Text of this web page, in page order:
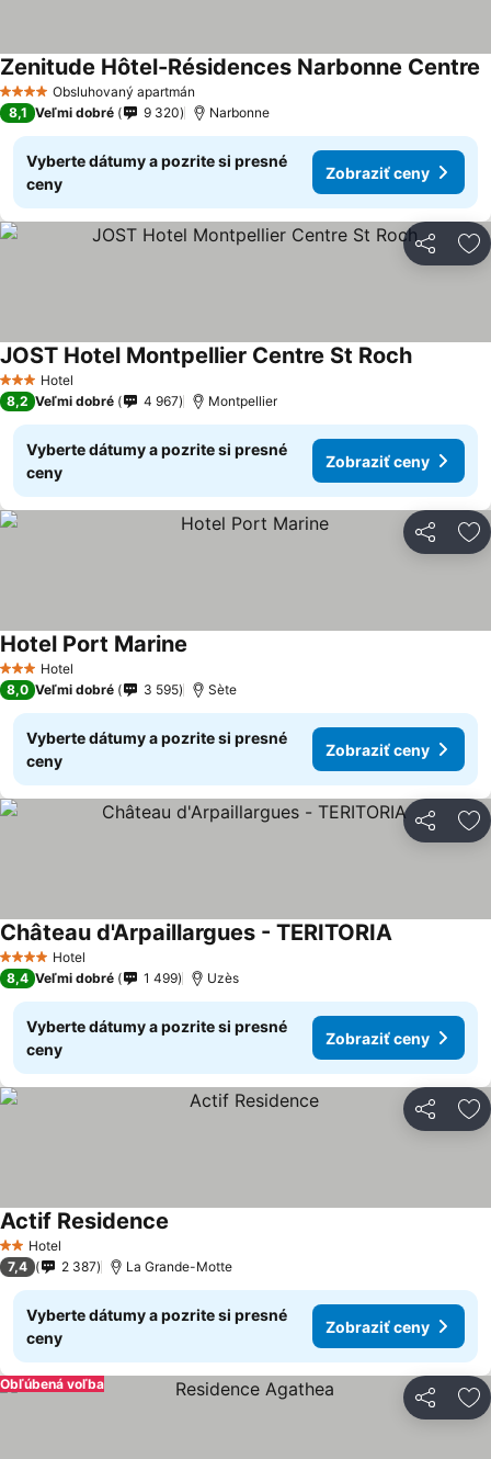
4 Počet hviezdičiek
Obsluhovaný apartmán
Zenitude Hôtel-Résidences Narbonne Centre
8,1 Veľmi dobré 9 320 Narbonne
Vyberte dátumy a pozrite si presné
ceny
Zobraziť ceny
Zdieľať
3 Počet hviezdičiek
Hotel
JOST Hotel Montpellier Centre St Roch
8,2 Veľmi dobré 4 967 Montpellier
Vyberte dátumy a pozrite si presné
ceny
Zobraziť ceny
Zdieľať
3 Počet hviezdičiek
Hotel
Hotel Port Marine
8,0 Veľmi dobré 3 595 Sète
Vyberte dátumy a pozrite si presné
ceny
Zobraziť ceny
Zdieľať
4 Počet hviezdičiek
Hotel
Château d'Arpaillargues - TERITORIA
8,4 Veľmi dobré 1 499 Uzès
Vyberte dátumy a pozrite si presné
ceny
Zobraziť ceny
Zdieľať
2 Počet hviezdičiek
Hotel
Actif Residence
7,4 2 387 La Grande-Motte
Vyberte dátumy a pozrite si presné
ceny
Zobraziť ceny
Zdieľať
Obľúbená voľba